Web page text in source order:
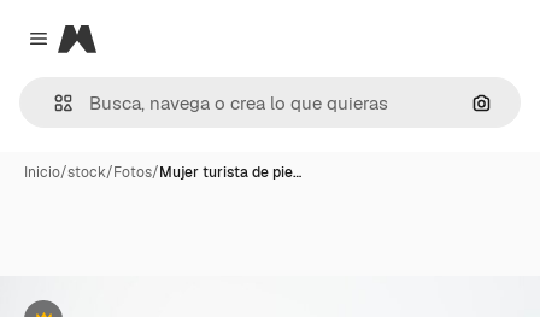
Close menu
Magnific
Inicio/stock/Fotos/Mujer turista de pie…